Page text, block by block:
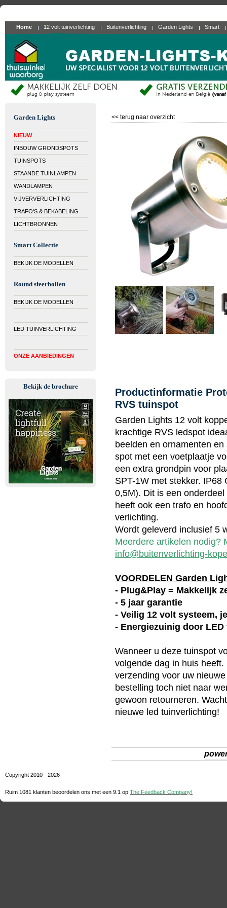
Home 12 volt tuinverlichting Buitenverlichting Garden Lights Smart
Garden Lights
NIEUW
INBOUW GRONDSPOTS
TUINSPOTS
STAANDE TUINLAMPEN
WANDLAMPEN
VIJVERVERLICHTING
TRAFO'S & BEKABELING
LICHTBRONNEN
Smart Collectie
BEKIJK DE MODELLEN
Round sfeerbollen
BEKIJK DE MODELLEN
LED TUINVERLICHTING
ONZE AANBIEDINGEN
Bekijk de brochure
<< terug naar overzicht
Productinformatie
RVS tuinspot
Garden Lights 12 volt
krachtige RVS ledspot
beelden en ornamenten
spot met een voetplaatje
een extra grondpin voor
SPT-1W met stekker. IP68
0,5M). Dit is een
heeft ook een trafo en
verlichting.
Wordt geleverd inclusief 5
Meerdere artikelen nodig?
info@buitenverlichting-
VOORDELEN Garden
- Plug&Play = Makkelijk
- 5 jaar garantie
- Veilig 12 volt systeem,
- Energiezuinig door
Wanneer u deze tuinspot
volgende dag in huis
verzending voor uw
bestelling toch niet naar
gewoon retourneren.
nieuwe led tuinverlichting!
Copyright 2010 - 2026
Ruim 1081 klanten beoordelen ons met een 9.1 op The Feedback Company!